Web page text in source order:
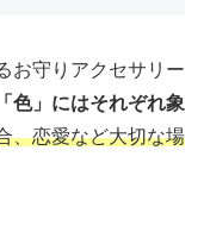
お守りアクセサリー
「色」にはそれぞれ象
、恋愛など大切な場